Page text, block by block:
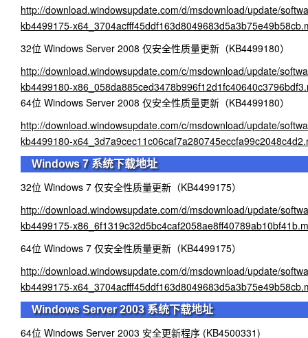
http://download.windowsupdate.com/d/msdownload/update/
kb4499175-
32位 Windows Server 2008 仅安全性质量更新（KB4499180）
http://download.windowsupdate.com/c/msdownload/update/
kb4499180-
64位 Windows Server 2008 仅安全性质量更新（KB4499180）
http://download.windowsupdate.com/c/msdownload/update/
kb4499180-
Windows 7 系统下载地址
32位 Windows 7 仅安全性质量更新（KB4499175）
http://download.windowsupdate.com/d/msdownload/update/
kb4499175-
64位 Windows 7 仅安全性质量更新（KB4499175）
http://download.windowsupdate.com/d/msdownload/update/
kb4499175-
Windows Server 2003 系统下载地址
64位 Windows Server 2003 安全更新程序 (KB4500331)